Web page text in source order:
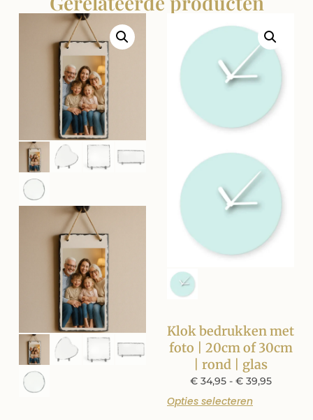
Klok bedrukken met
foto | 20cm of 30cm
| rond | glas
€34,95 - €39,95
Opties selecteren